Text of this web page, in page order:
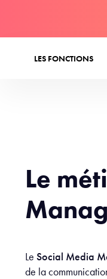
LES FONCTIONS
Le
Le Social Media
de la